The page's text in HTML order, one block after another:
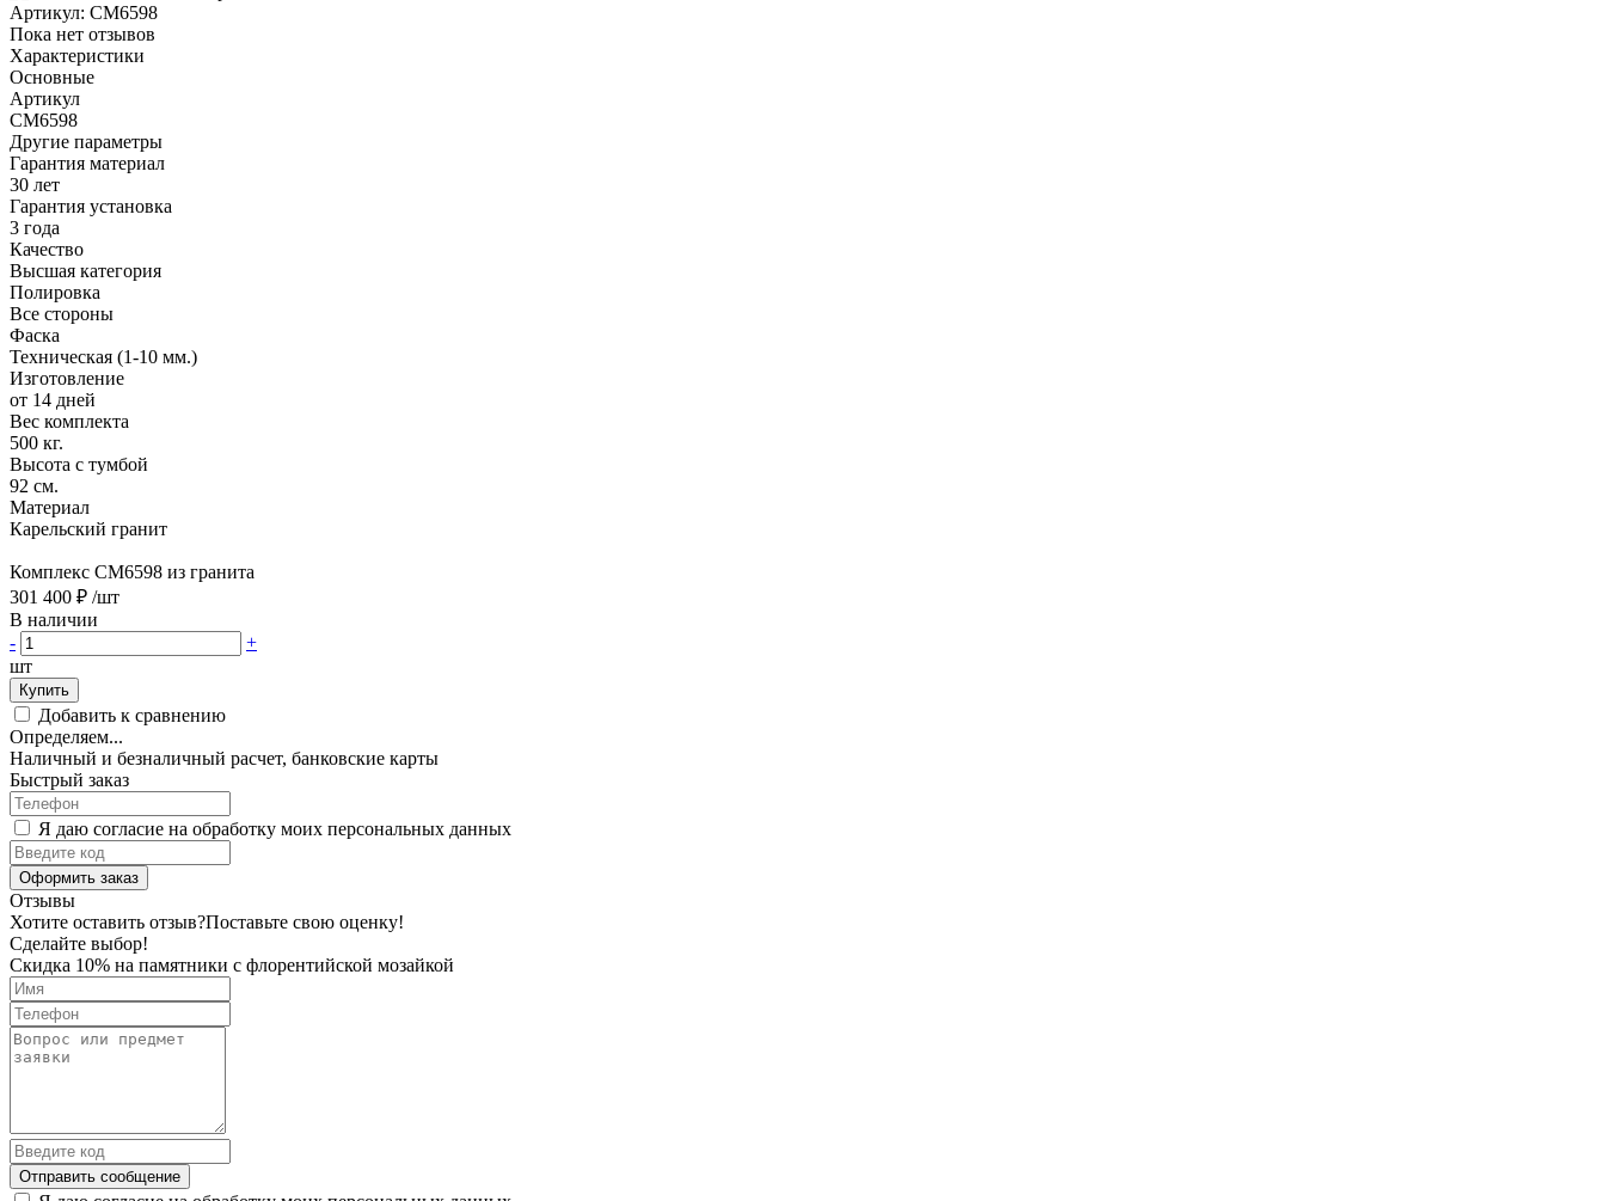
Артикул: CM6598
Пока нет отзывов
Характеристики
Основные
Артикул
CM6598
Другие параметры
Гарантия материал
30 лет
Гарантия установка
3 года
Качество
Высшая категория
Полировка
Все стороны
Фаска
Техническая (1-10 мм.)
Изготовление
от 14 дней
Вес комплекта
500 кг.
Высота с тумбой
92 см.
Материал
Карельский гранит
Комплекс CM6598 из гранита
301 400 ₽ /шт
В наличии
-
+
шт
Купить
Добавить к сравнению
Определяем...
Наличный и безналичный расчет, банковские карты
Быстрый заказ
Я даю согласие на обработку моих персональных данных
Оформить заказ
Отзывы
Хотите оставить отзыв?Поставьте свою оценку!
Сделайте выбор!
Скидка 10% на памятники с флорентийской мозайкой
Отправить сообщение